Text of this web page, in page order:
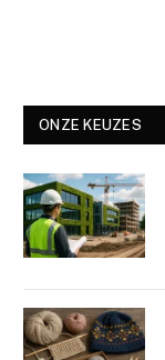
ONZE KEUZES